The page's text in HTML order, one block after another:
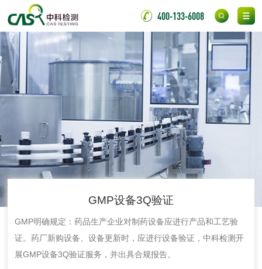
400-133-6008
GMP设备3Q验证
GMP明确规定：药品生产企业对制药设备应进行产品和工艺验
证。药厂新购设备、设备更新时，应进行设备验证，中科检测开
展GMP设备3Q验证服务，并出具合规报告。
化工试剂
乳酸钠检测 消泡剂检测
化工助剂检测 涂料助剂检测
化工原料检测 化学品检测
工业用氯化铵检测
颜料油墨
油墨检测 凹版油墨和柔印油
陶瓷颜料检测